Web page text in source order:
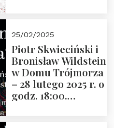
2025 r. godz. 17:30,
DAW ul. Miodowa
17/19
25/02/2025
Piotr Skwieciński i
Bronisław Wildstein
w Domu Trójmorza
– 28 lutego 2025 r. o
godz. 18:00.